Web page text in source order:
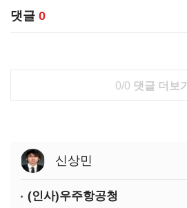
댓글 0
0/0 댓글 더보기
신상민
(인사)우주항공청